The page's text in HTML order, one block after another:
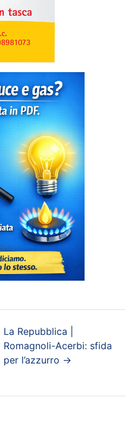
La Repubblica |
Romagnoli-Acerbi: sfida
per l’azzurro →